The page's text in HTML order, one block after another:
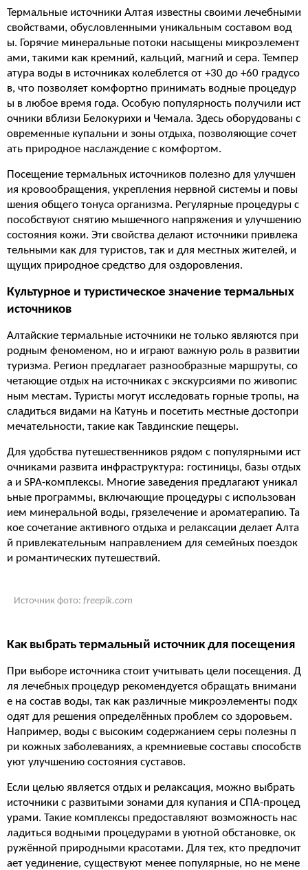
Термальные источники Алтая известны своими лечебными
свойствами, обусловленными уникальным составом вод
ы. Горячие минеральные потоки насыщены микроэлемент
ами, такими как кремний, кальций, магний и сера. Темпер
атура воды в источниках колеблется от +30 до +60 градусо
в, что позволяет комфортно принимать водные процедур
ы в любое время года. Особую популярность получили ист
очники вблизи Белокурихи и Чемала. Здесь оборудованы с
овременные купальни и зоны отдыха, позволяющие сочет
ать природное наслаждение с комфортом.
Посещение термальных источников полезно для улучшен
ия кровообращения, укрепления нервной системы и повы
шения общего тонуса организма. Регулярные процедуры с
пособствуют снятию мышечного напряжения и улучшению
состояния кожи. Эти свойства делают источники привлека
тельными как для туристов, так и для местных жителей, и
щущих природное средство для оздоровления.
Культурное и туристическое значение термальных
источников
Алтайские термальные источники не только являются при
родным феноменом, но и играют важную роль в развитии
туризма. Регион предлагает разнообразные маршруты, со
четающие отдых на источниках с экскурсиями по живопис
ным местам. Туристы могут исследовать горные тропы, на
сладиться видами на Катунь и посетить местные достопри
мечательности, такие как Тавдинские пещеры.
Для удобства путешественников рядом с популярными ист
очниками развита инфраструктура: гостиницы, базы отдых
а и SPA-комплексы. Многие заведения предлагают уникал
ьные программы, включающие процедуры с использован
ием минеральной воды, грязелечение и ароматерапию. Та
кое сочетание активного отдыха и релаксации делает Алта
й привлекательным направлением для семейных поездок
и романтических путешествий.
Источник фото: freepik.com
Как выбрать термальный источник для посещения
При выборе источника стоит учитывать цели посещения. Д
ля лечебных процедур рекомендуется обращать внимани
е на состав воды, так как различные микроэлементы подх
одят для решения определённых проблем со здоровьем.
Например, воды с высоким содержанием серы полезны п
ри кожных заболеваниях, а кремниевые составы способств
уют улучшению состояния суставов.
Если целью является отдых и релаксация, можно выбрать
источники с развитыми зонами для купания и СПА-процед
урами. Такие комплексы предоставляют возможность нас
ладиться водными процедурами в уютной обстановке, ок
ружённой природными красотами. Для тех, кто предпочит
ает уединение, существуют менее популярные, но не мене